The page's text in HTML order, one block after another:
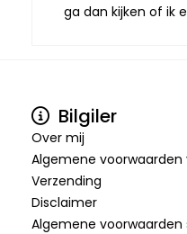
ga dan kijken of ik
Bilgiler
Over mij
Algemene voorwaarden
Verzending
Disclaimer
Algemene